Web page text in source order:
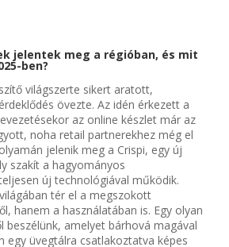
jelentek meg a régióban, és mit
ben?
világszerte sikert aratott,
övezte. Az idén érkezett a
az online készlet már az
, noharetail partnerekhez még el
jelenik meg a Crispi, egy új
szakít a hagyományos
új technológiával működik.
tér el a megszokott
hanem a használatában is. Egy olyan
beszélünk, amelyet bárhová magával
egy üvegtálra csatlakoztatva képes